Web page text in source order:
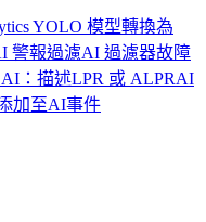
YOLO 模型轉換為
警報過濾AI 過濾器故障
：描述LPR 或 ALPRAI
加至AI事件